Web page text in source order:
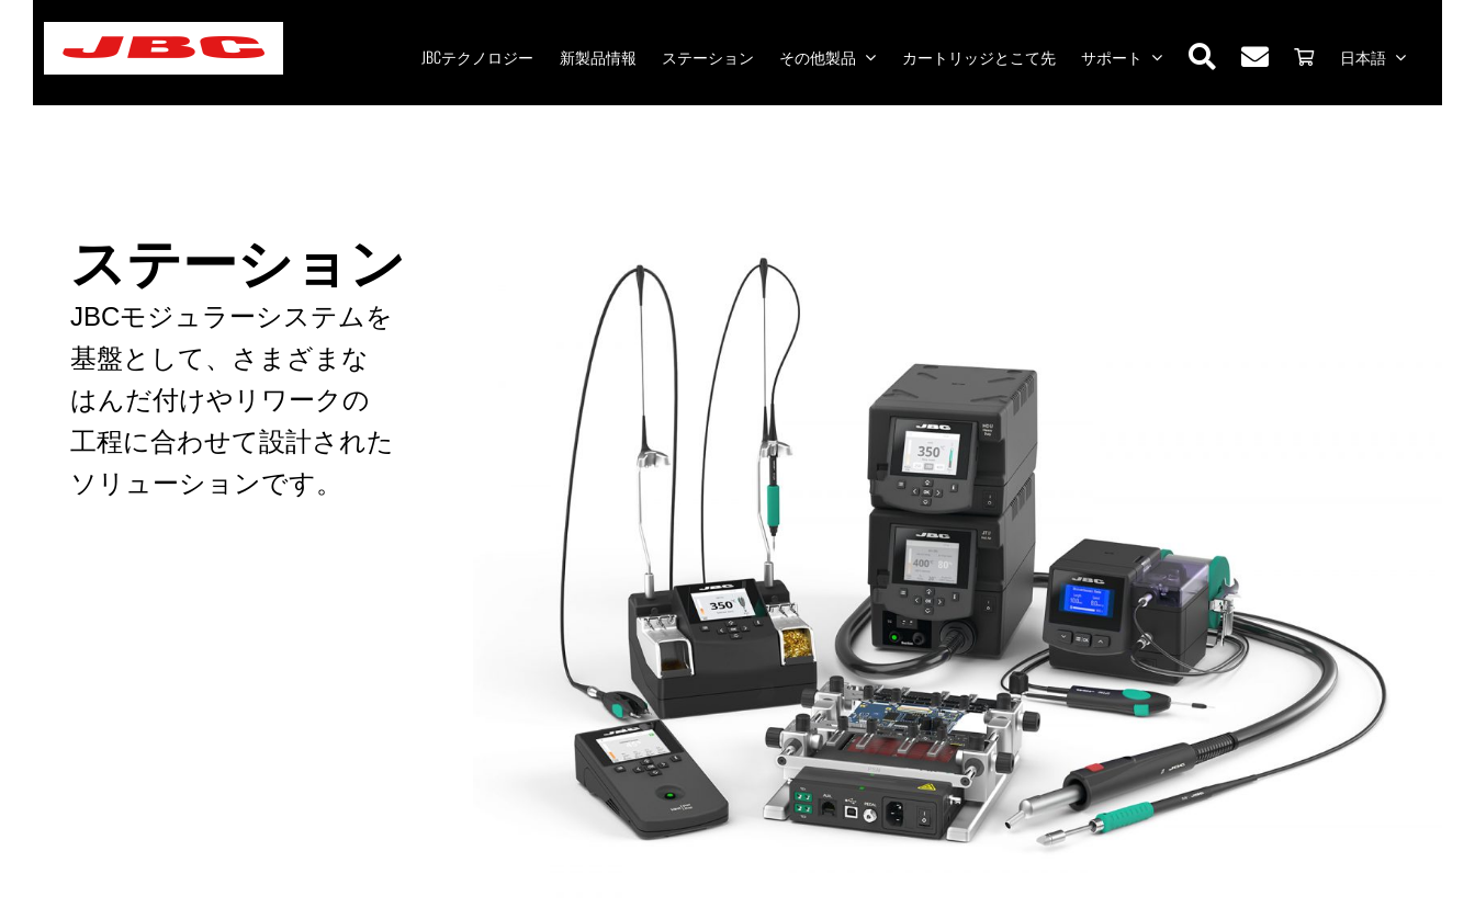
JBCテクノロジー 新製品情報 ステーション その他製品 カートリッジとこて先 サポート 日本語
ステーション
JBCモジュラーシステムを
基盤として、さまざまな
はんだ付けやリワークの
工程に合わせて設計された
ソリューションです。